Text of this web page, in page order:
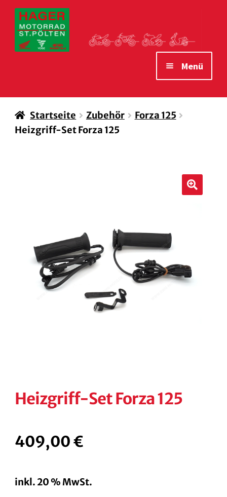
Zur
Navigation
springen
Zum
Inhalt
springen
Menü
STARTSEITE
MOTORRÄDER
KONTAKT
KASSE
RECHTLICHES
Startseite Zubehör
Forza 125
Heizgriff-Set Forza 125
Heizgriff-Set Forza 125
409,00€
inkl. 20 % MwSt.